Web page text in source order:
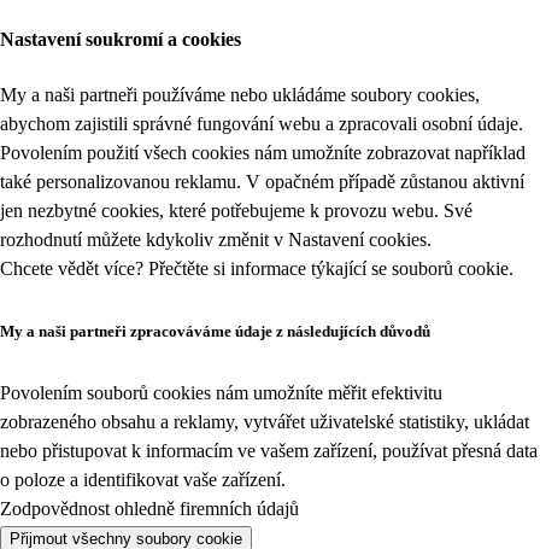
Nastavení soukromí a cookies
My a naši partneři používáme nebo ukládáme soubory cookies,
abychom zajistili správné fungování webu a zpracovali osobní údaje.
Povolením použití všech cookies nám umožníte zobrazovat například
také personalizovanou reklamu. V opačném případě zůstanou aktivní
jen nezbytné cookies, které potřebujeme k provozu webu. Své
rozhodnutí můžete kdykoliv změnit v Nastavení cookies.
Chcete vědět více? Přečtěte si informace týkající se souborů cookie.
My a naši partneři zpracováváme údaje z následujících důvodů
Povolením souborů cookies nám umožníte měřit efektivitu
zobrazeného obsahu a reklamy, vytvářet uživatelské statistiky, ukládat
nebo přistupovat k informacím ve vašem zařízení, používat přesná data
o poloze a identifikovat vaše zařízení.
Zodpovědnost ohledně firemních údajů
Přijmout všechny soubory cookie